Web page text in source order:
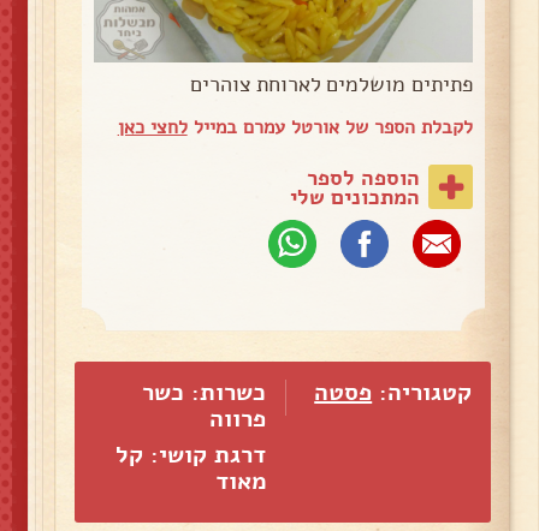
פתיתים מושלמים לארוחת צוהרים
לקבלת הספר של אורטל עמרם במייללחצי כאן
הוספה לספר
המתכונים שלי
קטגוריה: פסטה
כשרות: כשר
פרווה
דרגת קושי: קל
מאוד